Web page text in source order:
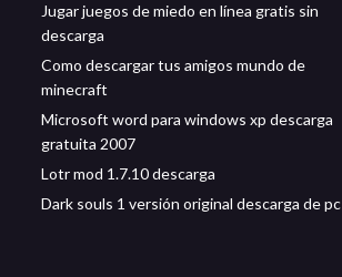
Jugar juegos de miedo en línea gratis sin
descarga
Como descargar tus amigos mundo de
minecraft
Microsoft word para windows xp descarga
gratuita 2007
Lotr mod 1.7.10 descarga
Dark souls 1 versión original descarga de pc